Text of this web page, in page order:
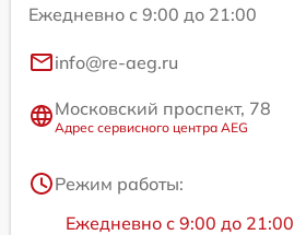
Ежедневно с 9:00 до 21:00
info@re-aeg.ru
Московский проспект, 78
Адрес сервисного центра AEG
Режим работы:
Ежедневно с 9:00 до 21:00